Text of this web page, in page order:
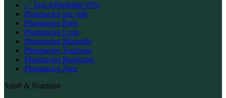
✅ Test d'éligibilité 65%
Pharmacies par ville
Pharmacies Paris
Pharmacies Lyon
Pharmacies Marseille
Pharmacies Toulouse
Pharmacies Bordeaux
Pharmacies Nice
Santé & Nutrition